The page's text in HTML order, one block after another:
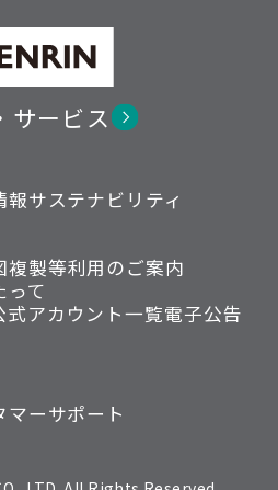
サービス
報サステナビリティ
複製等利用のご案内
って
式アカウント一覧電子公告
マーサポート